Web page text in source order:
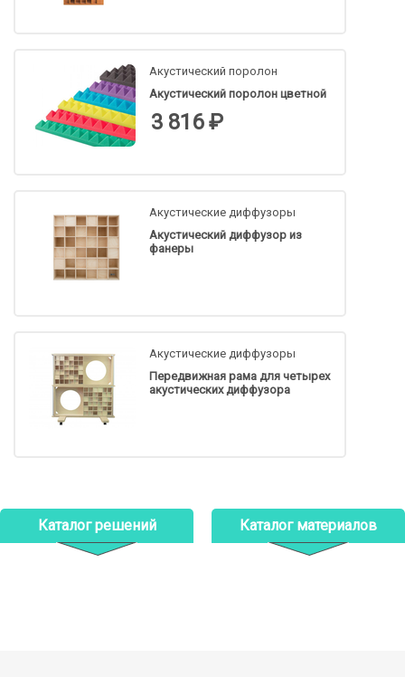
Каталог решений Каталог материалов
Акустический поролон
Акустический поролон цветной
3 816 ₽
Акустические диффузоры
Акустический диффузор из
фанеры
Акустические диффузоры
​Передвижная рама для четырех
акустических диффузора